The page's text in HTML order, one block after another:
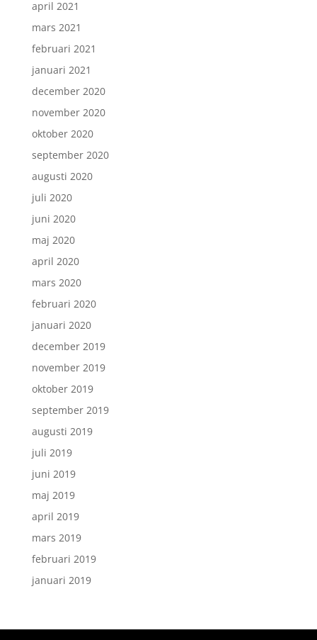
april 2021
mars 2021
februari 2021
januari 2021
december 2020
november 2020
oktober 2020
september 2020
augusti 2020
juli 2020
juni 2020
maj 2020
april 2020
mars 2020
februari 2020
januari 2020
december 2019
november 2019
oktober 2019
september 2019
augusti 2019
juli 2019
juni 2019
maj 2019
april 2019
mars 2019
februari 2019
januari 2019